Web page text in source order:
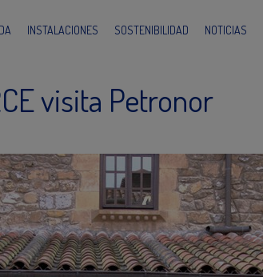
INSTALACIONES SOSTENIBILIDAD NOTICIAS
visita Petronor